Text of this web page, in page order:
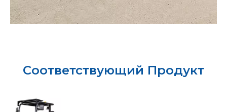
Соответствующий Продукт